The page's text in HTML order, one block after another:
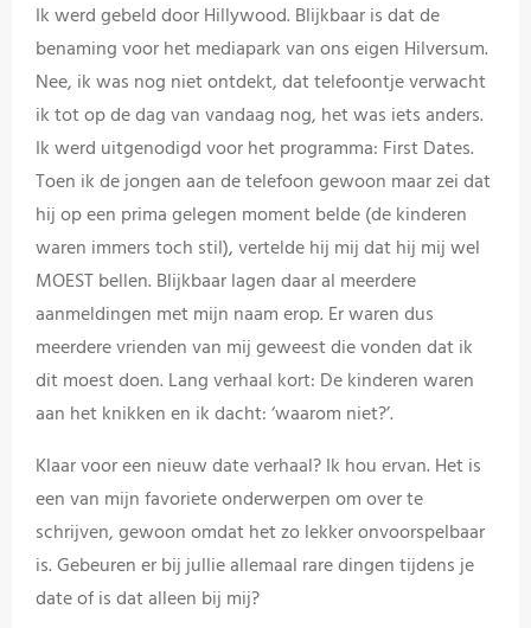
Ik werd gebeld door Hillywood. Blijkbaar is dat de
benaming voor het mediapark van ons eigen Hilversum.
Nee, ik was nog niet ontdekt, dat telefoontje verwacht
ik tot op de dag van vandaag nog, het was iets anders.
Ik werd uitgenodigd voor het programma: First Dates.
Toen ik de jongen aan de telefoon gewoon maar zei dat
hij op een prima gelegen moment belde (de kinderen
waren immers toch stil), vertelde hij mij dat hij mij wel
MOEST bellen. Blijkbaar lagen daar al meerdere
aanmeldingen met mijn naam erop. Er waren dus
meerdere vrienden van mij geweest die vonden dat ik
dit moest doen. Lang verhaal kort: De kinderen waren
aan het knikken en ik dacht: ‘waarom niet?’.
Klaar voor een nieuw date verhaal? Ik hou ervan. Het is
een van mijn favoriete onderwerpen om over te
schrijven, gewoon omdat het zo lekker onvoorspelbaar
is. Gebeuren er bij jullie allemaal rare dingen tijdens je
date of is dat alleen bij mij?